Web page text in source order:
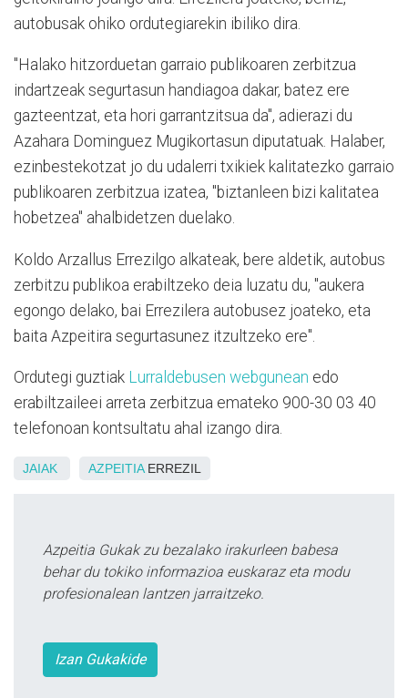
autobusak ohiko ordutegiarekin ibiliko dira.
"Halako hitzorduetan garraio publikoaren zerbitzua
indartzeak segurtasun handiagoa dakar, batez ere
gazteentzat, eta hori garrantzitsua da", adierazi du
Azahara Dominguez Mugikortasun diputatuak. Halaber,
ezinbestekotzat jo du udalerri txikiek kalitatezko garraio
publikoaren zerbitzua izatea, "biztanleen bizi kalitatea
hobetzea" ahalbidetzen duelako.
Koldo Arzallus Errezilgo alkateak, bere aldetik, autobus
zerbitzu publikoa erabiltzeko deia luzatu du, "aukera
egongo delako, bai Errezilera autobusez joateko, eta
baita Azpeitira segurtasunez itzultzeko ere".
Ordutegi guztiak Lurraldebusen webgunean edo
erabiltzaileei arreta zerbitzua emateko 900-30 03 40
telefonoan kontsultatu ahal izango dira.
JAIAK AZPEITIAERREZIL
Azpeitia Gukak zu bezalako irakurleen babesa
behar du tokiko informazioa euskaraz eta modu
profesionalean lantzen jarraitzeko.
Izan Gukakide